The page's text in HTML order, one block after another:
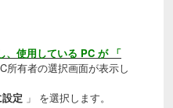
、使用している PC が 「
所有者の選択画面が表示し
定 」 を選択します。